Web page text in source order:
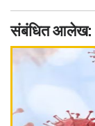
संबंधित आलेख: